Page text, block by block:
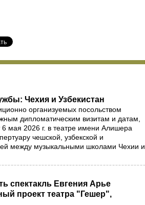
Чехия и Узбекистан
организуемых посольством
дипломатическим визитам и датам,
6 мая 2026 г. в театре имени Алишера
чешской, узбекской и
между музыкальными школами Чехии и
спектакль Евгения Арье
проект театра "Гешер",